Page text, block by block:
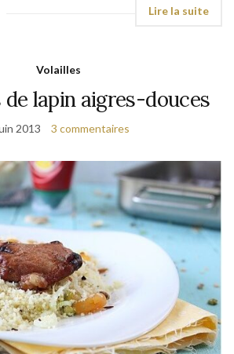
Volailles
lapin aigres-douces
2013 3 commentaires